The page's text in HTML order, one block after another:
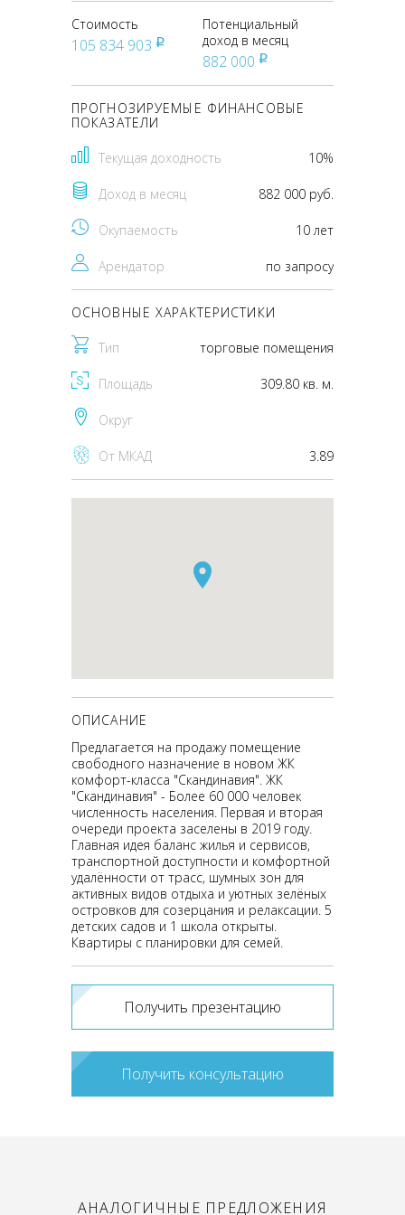
Стоимость
105 834 903 pуб
Потенциальный
доход в месяц
882 000 pуб
ПРОГНОЗИРУЕМЫЕ ФИНАНСОВЫЕ
ПОКАЗАТЕЛИ
Текущая доходность 10%
Доход в месяц 882 000 руб.
Окупаемость 10 лет
Арендатор по запросу
ОСНОВНЫЕ ХАРАКТЕРИСТИКИ
Тип торговые помещения
Площадь 309.80 кв. м.
Округ
От МКАД 3.89
ОПИСАНИЕ
Предлагается на продажу помещение
свободного назначение в новом ЖК
комфорт-класса "Скандинавия". ЖК
"Скандинавия" - Более 60 000 человек
численность населения. Первая и вторая
очереди проекта заселены в 2019 году.
Главная идея баланс жилья и сервисов,
транспортной доступности и комфортной
удалённости от трасс, шумных зон для
активных видов отдыха и уютных зелёных
островков для созерцания и релаксации. 5
детских садов и 1 школа открыты.
Квартиры с планировки для семей.
Получить презентацию
Получить консультацию
АНАЛОГИЧНЫЕ ПРЕДЛОЖЕНИЯ